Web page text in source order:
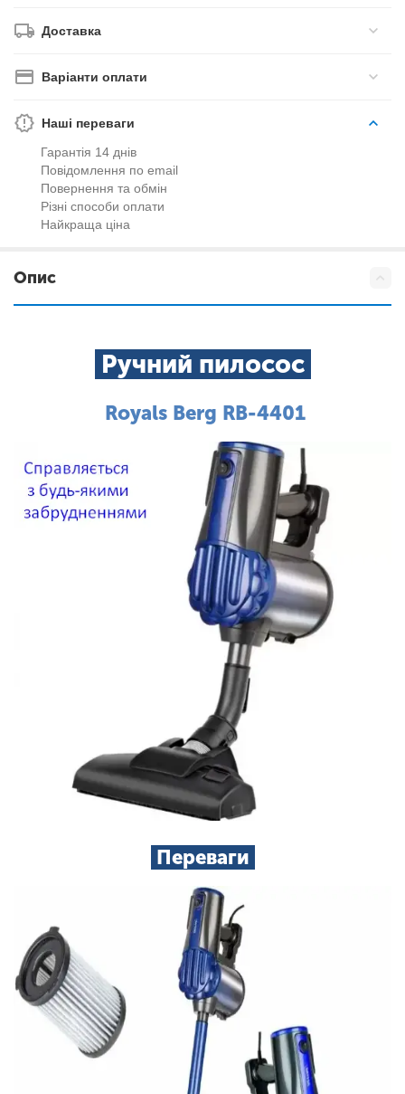
Доставка
Варіанти оплати
Наші переваги
Гарантія 14 днів
Повідомлення по email
Повернення та обмін
Різні способи оплати
Найкраща ціна
Опис
Ручний пилосос
Royals Berg RB-4401
Переваги